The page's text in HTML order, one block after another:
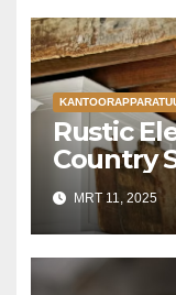
Rustic
Country
MRT 11, 2025